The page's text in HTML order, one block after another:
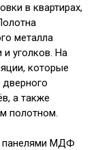
в квартирах,
металла
уголков. На
которые
а также
полотном.
панелями МДФ